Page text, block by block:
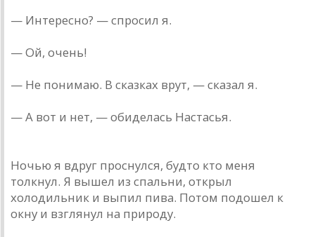
— Интересно? — спросил я.
— Ой, очень!
— Не понимаю. В сказках врут, — сказал я.
— А вот и нет, — обиделась Настасья.
Ночью я вдруг проснулся, будто кто меня
толкнул. Я вышел из спальни, открыл
холодильник и выпил пива. Потом подошел к
окну и взглянул на природу.